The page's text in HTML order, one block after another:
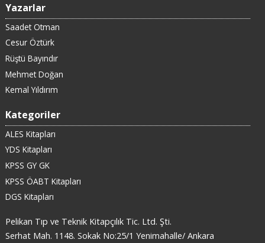
Yazarlar
Saadet Otman
Cesur Öztürk
Rüştü Bayındır
Mehmet Doğan
Kemal Yıldırım
Kategoriler
ALES Kitapları
YDS Kitapları
KPSS GY GK
KPSS ÖABT Kitapları
DGS Kitapları
Pelikan Tıp ve Teknik Kitapçılık Tic. Ltd. Şti.
Serhat Mah. 1148. Sokak No:25/1 Yenimahalle/ Ankara